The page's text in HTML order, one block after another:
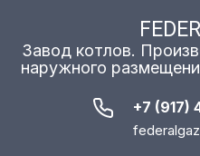
Завод котлов.
наружного
+7 (917)